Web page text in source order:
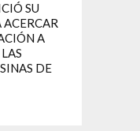
SU
A
DE